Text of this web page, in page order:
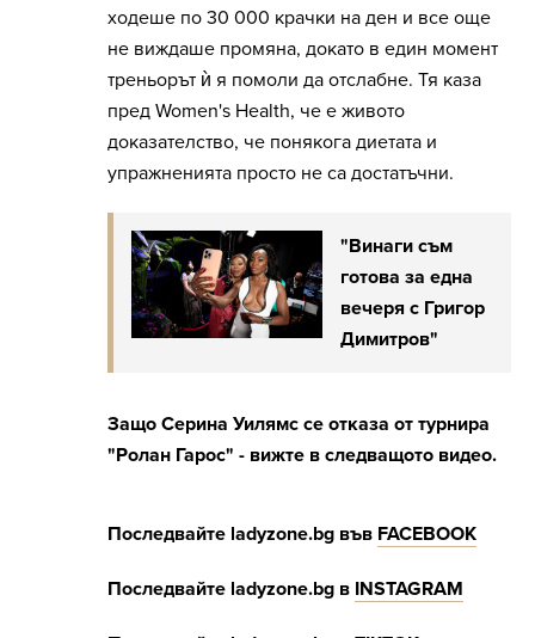
ходеше по 30 000 крачки на ден и все още
не виждаше промяна, докато в един момент
треньорът ѝ я помоли да отслабне. Тя каза
пред Women's Health, че е живото
доказателство, че понякога диетата и
упражненията просто не са достатъчни.
"Винаги съм
готова за една
вечеря с Григор
Димитров"
Защо Серина Уилямс се отказа от турнира
"Ролан Гарос" - вижте в следващото видео.
Последвайте ladyzone.bg във FACEBOOK
Последвайте ladyzone.bg в INSTAGRAM